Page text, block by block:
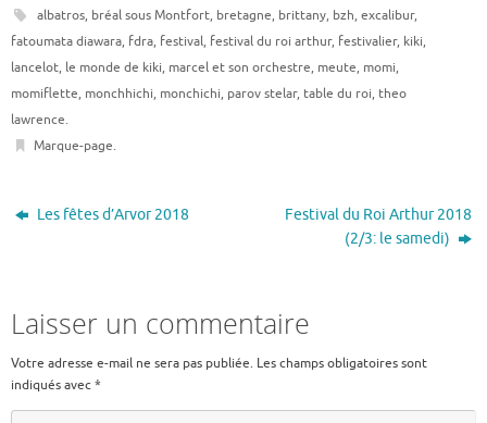
albatros, bréal sous Montfort, bretagne, brittany, bzh, excalibur,
fatoumata diawara, fdra, festival, festival du roi arthur, festivalier, kiki,
lancelot, le monde de kiki, marcel et son orchestre, meute, momi,
momiflette, monchhichi, monchichi, parov stelar, table du roi, theo
lawrence.
Marque-page.
Les fêtes d’Arvor 2018
Festival du Roi Arthur 2018
(2/3: le samedi)
Laisser un commentaire
Votre adresse e-mail ne sera pas publiée. Les champs obligatoires sont
indiqués avec*